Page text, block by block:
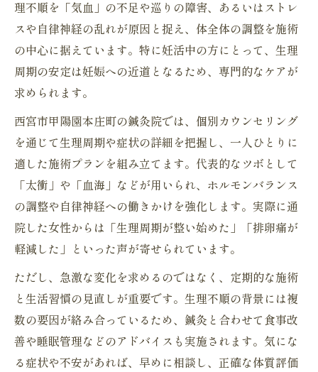
理不順を「気血」の不足や巡りの障害、あるいはストレ
スや自律神経の乱れが原因と捉え、体全体の調整を施術
の中心に据えています。特に妊活中の方にとって、生理
周期の安定は妊娠への近道となるため、専門的なケアが
求められます。
西宮市甲陽園本庄町の鍼灸院では、個別カウンセリング
を通じて生理周期や症状の詳細を把握し、一人ひとりに
適した施術プランを組み立てます。代表的なツボとして
「太衝」や「血海」などが用いられ、ホルモンバランス
の調整や自律神経への働きかけを強化します。実際に通
院した女性からは「生理周期が整い始めた」「排卵痛が
軽減した」といった声が寄せられています。
ただし、急激な変化を求めるのではなく、定期的な施術
と生活習慣の見直しが重要です。生理不順の背景には複
数の要因が絡み合っているため、鍼灸と合わせて食事改
善や睡眠管理などのアドバイスも実施されます。気にな
る症状や不安があれば、早めに相談し、正確な体質評価